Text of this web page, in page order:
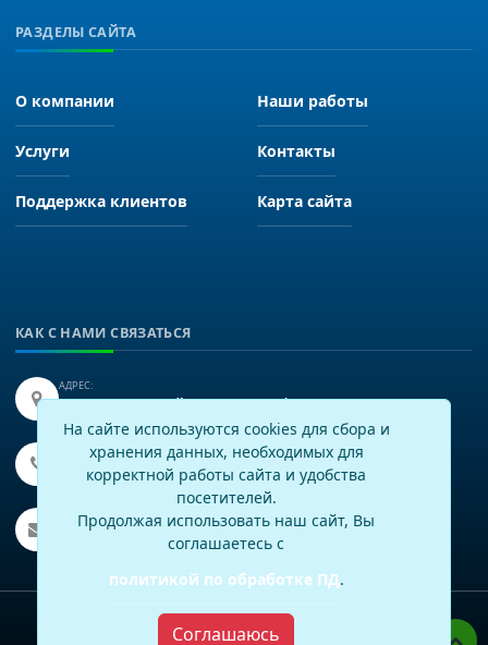
РАЗДЕЛЫ САЙТА
О компании Наши работы
Услуги Контакты
Поддержка клиентов Карта сайта
КАК С НАМИ СВЯЗАТЬСЯ
АДРЕС:
Иркутск, улица Байкальская 249, офис 225.
ТЕЛЕФОН:
+7(3952)43-60-16
EMAIL:
info@virtech.ru
Политика по работе с персональными данными
На сайте используются cookies для сбора и
хранения данных, необходимых для
корректной работы сайта и удобства
посетителей.
Продолжая использовать наш сайт, Вы
соглашаетесь с
политикой по обработке ПД.
Соглашаюсь